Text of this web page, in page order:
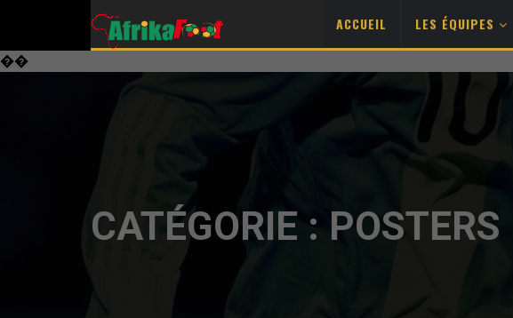
ACCUEIL LES ÉQUIPES
��
CATÉGORIE : POSTERS